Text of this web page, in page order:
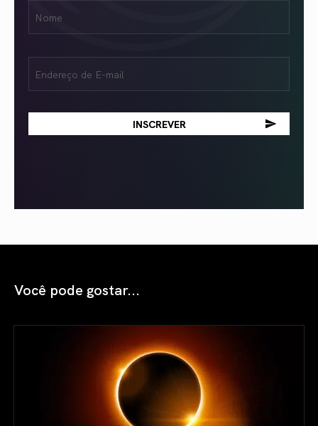
(obrigatório)
(obrigatório)
Você pode gostar...